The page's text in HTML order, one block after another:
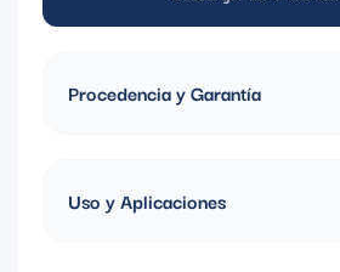
Procedencia y Garantía
Uso y Aplicaciones